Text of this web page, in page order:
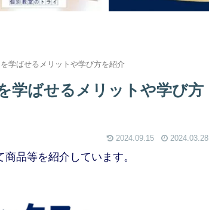
学ばせるメリットや学び方を紹介
学ばせるメリットや学び方
2024.09.15 2024.03.28
品等を紹介しています。